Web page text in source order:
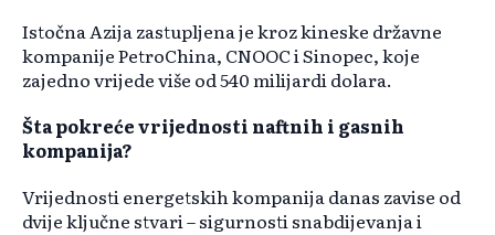
Istočna Azija zastupljena je kroz kineske državne
kompanije PetroChina, CNOOC i Sinopec, koje
zajedno vrijede više od 540 milijardi dolara.
Šta pokreće vrijednosti naftnih i gasnih
kompanija?
Vrijednosti energetskih kompanija danas zavise od
dvije ključne stvari – sigurnosti snabdijevanja i